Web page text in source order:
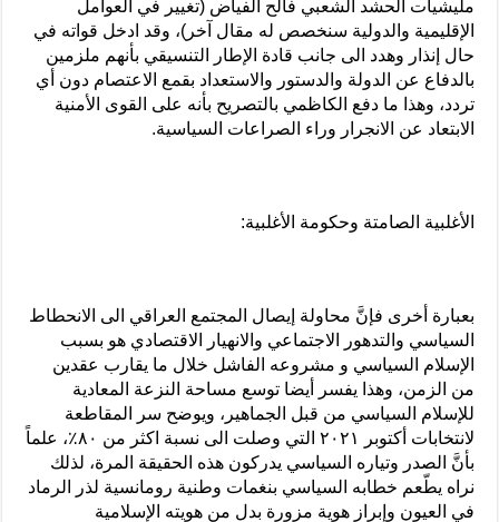
مليشيات الحشد الشعبي فالح الفياض (تغيير في العوامل
الإقليمية والدولية سنخصص له مقال آخر)، وقد ادخل قواته في
حال إنذار وهدد الى جانب قادة الإطار التنسيقي بأنهم ملزمين
بالدفاع عن الدولة والدستور والاستعداد بقمع الاعتصام دون أي
تردد، وهذا ما دفع الكاظمي بالتصريح بأنه على القوى الأمنية
الابتعاد عن الانجرار وراء الصراعات السياسية.
الأغلبية الصامتة وحكومة الأغلبية:
بعبارة أخرى فإنَّ محاولة إيصال المجتمع العراقي الى الانحطاط
السياسي والتدهور الاجتماعي والانهيار الاقتصادي هو بسبب
الإسلام السياسي و مشروعه الفاشل خلال ما يقارب عقدين
من الزمن، وهذا يفسر أيضا توسع مساحة النزعة المعادية
للإسلام السياسي من قبل الجماهير، ويوضح سر المقاطعة
لانتخابات أكتوبر ٢٠٢١ التي وصلت الى نسبة اكثر من ٨٠٪، علماً
بأنَّ الصدر وتياره السياسي يدركون هذه الحقيقة المرة، لذلك
نراه يطّعم خطابه السياسي بنغمات وطنية رومانسية لذر الرماد
في العيون وإبراز هوية مزورة بدل من هويته الإسلامية